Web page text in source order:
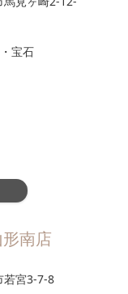
宝石
南店
宮3-7-8